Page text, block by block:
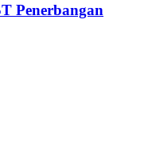
Penerbangan